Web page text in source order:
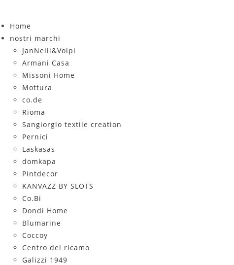
contenuto
Home
nostri marchi
JanNelli&Volpi
Armani Casa
Missoni Home
Mottura
co.de
Rioma
Sangiorgio textile creation
Pernici
Laskasas
domkapa
Pintdecor
KANVAZZ BY SLOTS
Co.Bi
Dondi Home
Blumarine
Coccoy
Centro del ricamo
Galizzi 1949